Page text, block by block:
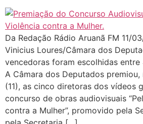
Da Redação Rádio Aruanã FM 11/
Vinicius Loures/Câmara dos
vencedoras foram escolhidas
A Câmara dos Deputados
(11), as cinco diretoras dos vídeos
concurso de obras audiovisuais
contra a Mulher”, promovido pela